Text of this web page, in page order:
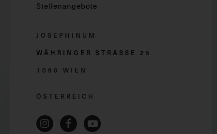
Stellenangebote
JOSEPHINUM
WÄHRINGER STRASSE 2 5
1090 WIEN
ÖSTERREICH